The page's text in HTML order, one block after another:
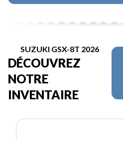
SUZUKI GSX-8T 2026
DÉCOUVREZ
NOTRE
INVENTAIRE